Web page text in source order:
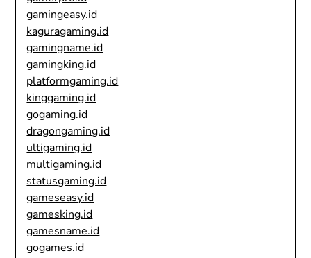
gamingeasy.id
kaguragaming.id
gamingname.id
gamingking.id
platformgaming.id
kinggaming.id
gogaming.id
dragongaming.id
ultigaming.id
multigaming.id
statusgaming.id
gameseasy.id
gamesking.id
gamesname.id
gogames.id